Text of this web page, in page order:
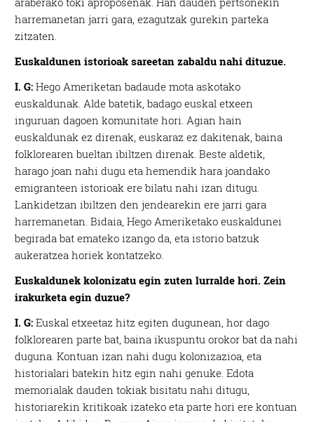
harremanetan jarri gara, ezagutzak gurekin parteka
zitzaten.
Euskaldunen istorioak sareetan zabaldu nahi dituzue.
I. G: Hego Ameriketan badaude mota askotako
euskaldunak. Alde batetik, badago euskal etxeen
inguruan dagoen komunitate hori. Agian hain
euskaldunak ez direnak, euskaraz ez dakitenak, baina
folklorearen bueltan ibiltzen direnak. Beste aldetik,
harago joan nahi dugu eta hemendik hara joandako
emigranteen istorioak ere bilatu nahi izan ditugu.
Lankidetzan ibiltzen den jendearekin ere jarri gara
harremanetan. Bidaia, Hego Ameriketako euskaldunei
begirada bat emateko izango da, eta istorio batzuk
aukeratzea horiek kontatzeko.
Euskaldunek kolonizatu egin zuten lurralde hori. Zein
irakurketa egin duzue?
I. G: Euskal etxeetaz hitz egiten dugunean, hor dago
folklorearen parte bat, baina ikuspuntu orokor bat da nahi
duguna. Kontuan izan nahi dugu kolonizazioa, eta
historialari batekin hitz egin nahi genuke. Edota
memorialak dauden tokiak bisitatu nahi ditugu,
historiarekin kritikoak izateko eta parte hori ere kontuan